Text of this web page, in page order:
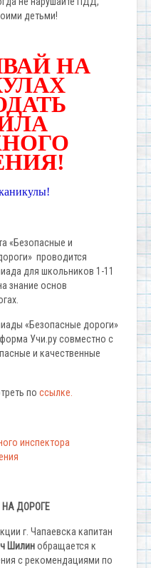
детьми!
НА
«Безопасные и
проводится
для школьников 1-11
знание основ
«Безопасные дороги»
Учи.ру совместно с
и качественные
по ссылке.
инспектора
НА ДОРОГЕ
г. Чапаевска капитан
Шилинобращается к
с рекомендациями по